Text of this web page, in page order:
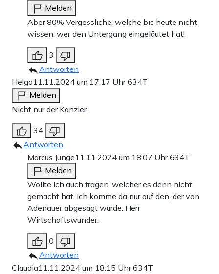
Melden
Aber 80% Vergessliche, welche bis heute nicht
wissen, wer den Untergang eingeläutet hat!
3
Antworten
Helga11.11.2024 um 17:17 Uhr634T
Melden
Nicht nur der Kanzler.
34
Antworten
Marcus Junge11.11.2024 um 18:07 Uhr634T
Melden
Wollte ich auch fragen, welcher es denn nicht
gemacht hat. Ich komme da nur auf den, der von
Adenauer abgesägt wurde. Herr
Wirtschaftswunder.
0
Antworten
Claudia11.11.2024 um 18:15 Uhr634T